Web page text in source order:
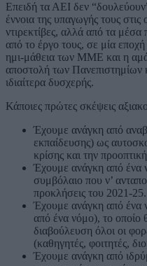
Επειδή τα ΑΕΙ δεν
έννοια της υπαγωγής τους στις
ντιρεκτίβες, αλλά από τα
από το έργο τους, σε μία
ημι-μάθεια των MME και η
αποστολή των Πανεπιστημίων
ιδιαίτερα δυσχερής.
Κάποιες πρώτες σκέψεις
Έχουμε ανάγκη από
εκπαίδευσης) ως
κρίσης και την
Έχουμε ανάγκη από ένα
συμβόλαιο που ν’
προκλήσεις του 2021-25.
Έχουμε ανάγκη από ένα
από ένα νόμο), το
διαβούλευση όλοι οι
(καθηγητές, φοιτητές,
Έχουμε ανάγκη από